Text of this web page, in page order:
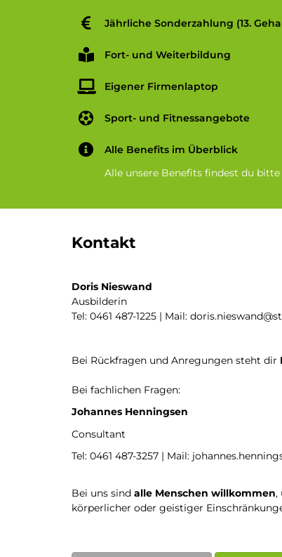
Jährliche Sonderzahlung (13.
Fort- und Weiterbildung
Eigener Firmenlaptop
Sport- und Fitnessangebote
Alle Benefits im Überblick
Alle unsere Benefits findest du bitte
Kontakt
Doris Nieswand
Ausbilderin
Tel: 0461 487-1225 | Mail:
Bei Rückfragen und Anregungen steht dir
Bei fachlichen Fragen:
Johannes Henningsen
Consultant
Tel: 0461 487-3257 | Mail:
Bei uns sind alle Menschen willkommen,
körperlicher oder geistiger